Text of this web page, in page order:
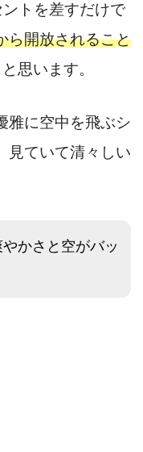
トを差すだけで
ら開放されること
思います。
雅に空中を飛ぶシ
見ていて清々しい
かさと空がバッ